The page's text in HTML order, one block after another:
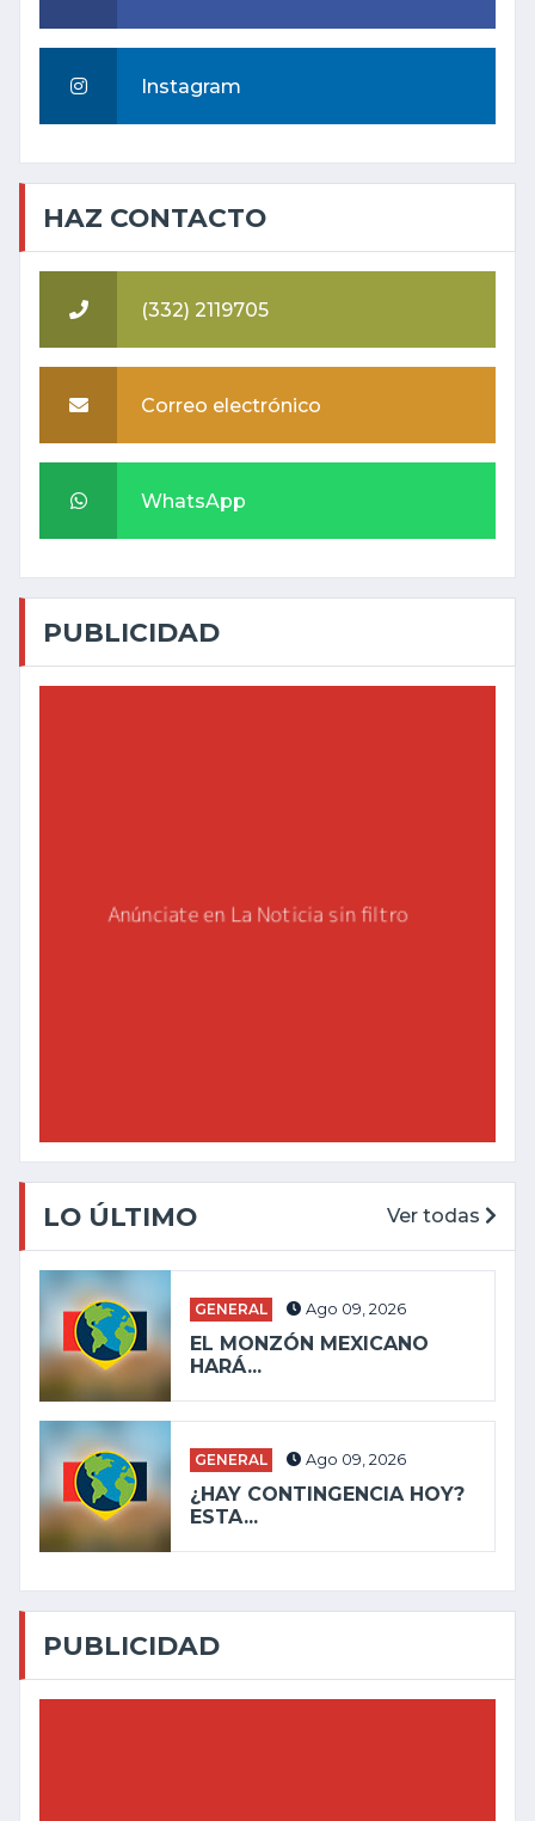
Instagram
HAZ CONTACTO
(332) 2119705
Correo electrónico
WhatsApp
PUBLICIDAD
LO ÚLTIMO Ver todas
GENERAL Ago 09, 2026
EL MONZÓN MEXICANO
HARÁ...
GENERAL Ago 09, 2026
¿HAY CONTINGENCIA HOY?
ESTA...
PUBLICIDAD